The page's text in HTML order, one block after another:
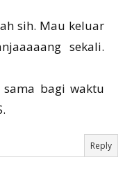
sih. Mau keluar
sekali.
sama bagi waktu
Reply